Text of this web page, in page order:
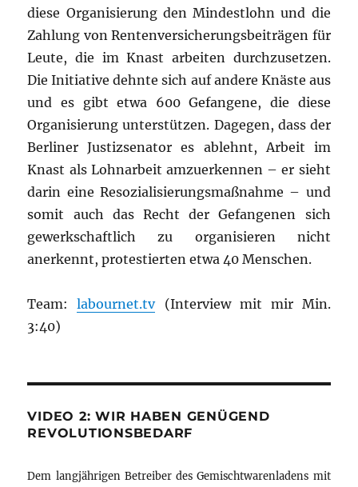
diese Organisierung den Mindestlohn und die
Zahlung von Rentenversicherungsbeiträgen für
Leute, die im Knast arbeiten durchzusetzen.
Die Initiative dehnte sich auf andere Knäste aus
und es gibt etwa 600 Gefangene, die diese
Organisierung unterstützen. Dagegen, dass der
Berliner Justizsenator es ablehnt, Arbeit im
Knast als Lohnarbeit amzuerkennen – er sieht
darin eine Resozialisierungsmaßnahme – und
somit auch das Recht der Gefangenen sich
gewerkschaftlich zu organisieren nicht
anerkennt, protestierten etwa 40 Menschen.
Team:labournet.tv(Interview mit mir Min.
3:40)
VIDEO 2: WIR HABEN GENÜGEND
REVOLUTIONSBEDARF
Dem langjährigen Betreiber des Gemischtwarenladens mit